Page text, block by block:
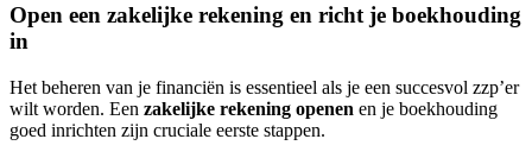
Open een zakelijke rekening en richt je boekhouding
in
Het beheren van je financiën is essentieel als je een succesvol zzp’er
wilt worden. Een zakelijke rekening openen en je boekhouding
goed inrichten zijn cruciale eerste stappen.